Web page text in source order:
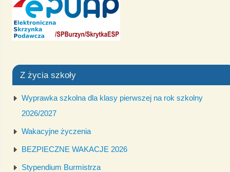
Z życia szkoły
Wyprawka szkolna dla klasy pierwszej na rok szkolny
2026/2027
Wakacyjne życzenia
BEZPIECZNE WAKACJE 2026
Stypendium Burmistrza